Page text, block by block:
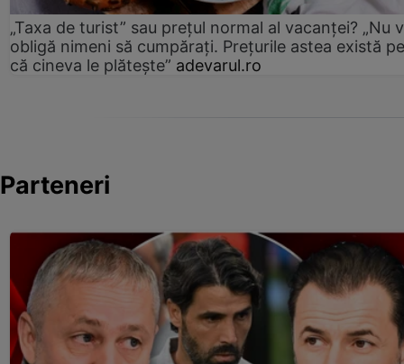
„Taxa de turist” sau prețul normal al vacanței? „Nu
obligă nimeni să cumpărați. Prețurile astea există
că cineva le plătește” adevarul.ro
Parteneri